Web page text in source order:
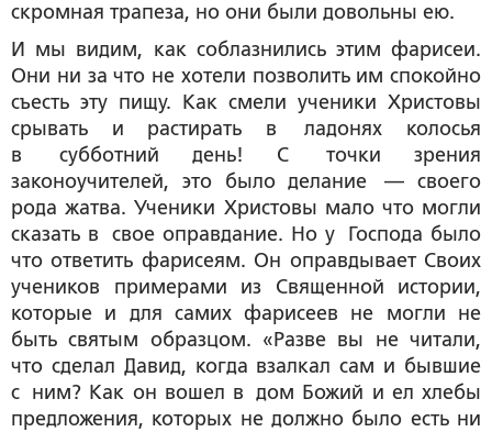
скромная трапеза, но они были довольны ею.
И мы видим, как соблазнились этим фарисеи.
Они ни за что не хотели позволить им спокойно
съесть эту пищу. Как смели ученики Христовы
срывать и растирать в ладонях колосья
в субботний день! С точки зрения
законоучителей, это было делание — своего
рода жатва. Ученики Христовы мало что могли
сказать в свое оправдание. Но у Господа было
что ответить фарисеям. Он оправдывает Своих
учеников примерами из Священной истории,
которые и для самих фарисеев не могли не
быть святым образцом. «Разве вы не читали,
что сделал Давид, когда взалкал сам и бывшие
с ним? Как он вошел в дом Божий и ел хлебы
предложения, которых не должно было есть ни